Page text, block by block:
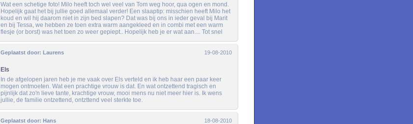
Wat een schetige foto! Milo heeft toch wel veel van Tom weg hoor, qua ogen en mond.
Hopelijk gaat het bij jullie goed allemaal verder! Een slaaptip: misschien heeft Milo het
koud en wil hij daarom niet in zijn bed slapen? Dat was bij ons in ieder geval bij Marit
en bij Tessa, we hebben ze toen extra warm aangekleed en in combi met een warm
flesje (or borst) was het toen zo weer gepiept.. Hopelijk heb je er wat aan.... Tot snel
19-08-2010
Geplaatst door: Laurens
Els
In de afgelopen jaren heb je me vaak over Els verteld en ik heb haar een paar keer
mogen ontmoeten. Wat een prachtige vrouw is dat. En wat ontzettend tragisch en
pijnlijk dat zo'n lieve tante, krachtige vrouw, mooi mens nu niet meer hier is. Ik wens
jullie, de familie ontzettend, ontzttend veel sterkte toe.
18-08-2010
Geplaatst door: Hans